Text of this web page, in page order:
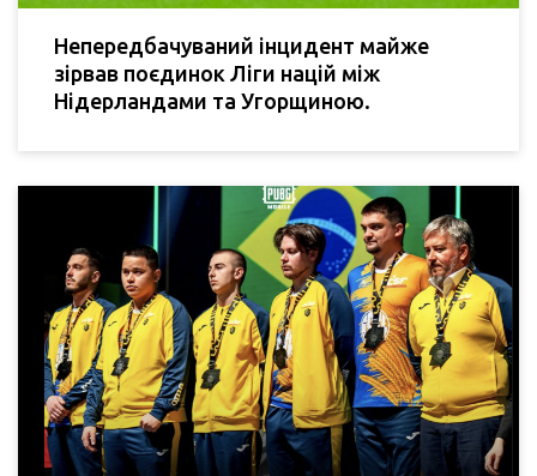
Непередбачуваний інцидент майже
зірвав поєдинок Ліги націй між
Нідерландами та Угорщиною.